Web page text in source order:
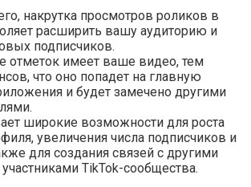
накрутка просмотров роликов в
расширить вашу аудиторию и
подписчиков.
отметок имеет ваше видео, тем
что оно попадет на главную
и будет замечено другими
широкие возможности для роста
увеличения числа подписчиков и
для создания связей с другими
TikTok-сообщества.